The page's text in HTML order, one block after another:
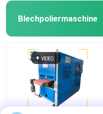
Blechpoliermaschine